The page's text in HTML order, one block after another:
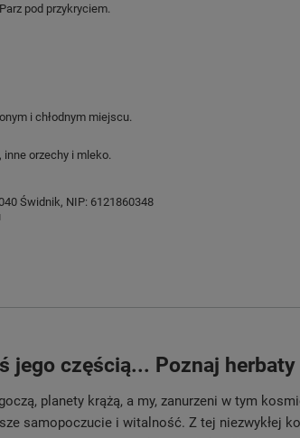
pod przykryciem.
i chłodnym miejscu.
orzechy i mleko.
Świdnik, NIP: 6121860348
jego częścią... Poznaj
planety krążą, a my, zanurzeni w tym
samopoczucie i witalność. Z tej niezwykłej